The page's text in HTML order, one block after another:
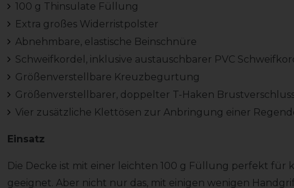
100 g Thinsulate Füllung
Extra großes Widerristpolster
Abnehmbare, elastische Beinschnüre
Schweifkordel, inklusive austauschbarer PVC
Größenverstellbare Kreuzbegurtung
Größenverstellbarer, doppelter T-Haken
Vier zusätzliche Klettösen zur Anbringung einer
Einsatz
Die Decke ist mit einer leichten 100 g Füllung perfekt für
geeignet. Aber nicht nur das, mit einigen wenigen